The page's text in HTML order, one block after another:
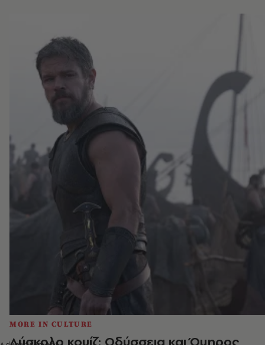
MORE IN CULTURE